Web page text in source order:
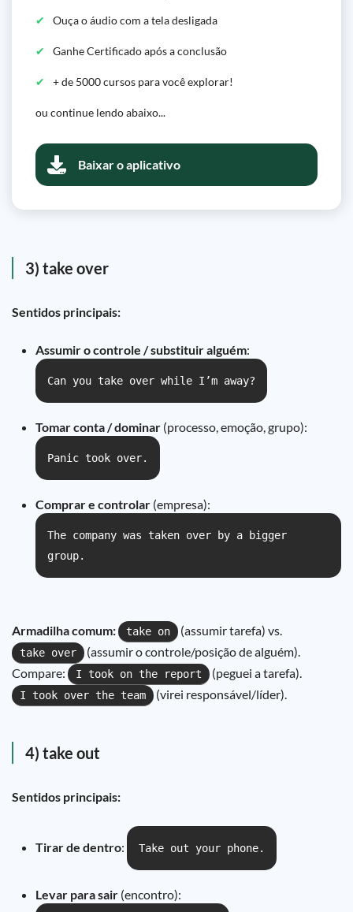
Ouça o áudio com a tela desligada
Ganhe Certificado após a conclusão
+ de 5000 cursos para você explorar!
ou continue lendo abaixo...
Baixar o aplicativo
3) take over
Sentidos principais:
Assumir o controle / substituir alguém:
Can you take over while I’m away?
Tomar conta / dominar (processo, emoção, grupo):
Panic took over.
Comprar e controlar (empresa):
The company was taken over by a bigger
group.
Armadilha comum: take on (assumir tarefa) vs.
take over
(assumir o controle/posição de alguém).
Compare:
I took on the report (peguei a tarefa).
I took over the team (virei responsável/líder).
4) take out
Sentidos principais:
Tirar de dentro: Take out your phone.
Levar para sair (encontro):